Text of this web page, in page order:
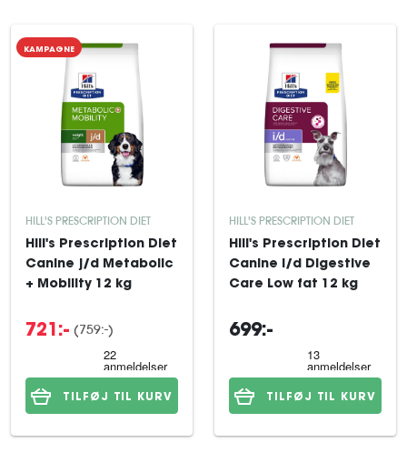
KAMPAGNE
HILL'S PRESCRIPTION DIET
Hill's Prescription Diet
Canine j/d Metabolic
+ Mobility 12 kg
721:- (759:-)
TILFØJ TIL KURV
HILL'S PRESCRIPTION DIET
Hill's Prescription Diet
Canine i/d Digestive
Care Low fat 12 kg
699:-
TILFØJ TIL KURV